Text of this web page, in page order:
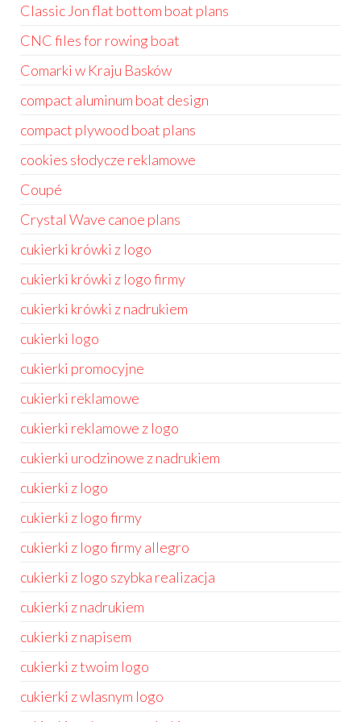
Classic Jon flat bottom boat plans
CNC files for rowing boat
Comarki w Kraju Basków
compact aluminum boat design
compact plywood boat plans
cookies słodycze reklamowe
Coupé
Crystal Wave canoe plans
cukierki krówki z logo
cukierki krówki z logo firmy
cukierki krówki z nadrukiem
cukierki logo
cukierki promocyjne
cukierki reklamowe
cukierki reklamowe z logo
cukierki urodzinowe z nadrukiem
cukierki z logo
cukierki z logo firmy
cukierki z logo firmy allegro
cukierki z logo szybka realizacja
cukierki z nadrukiem
cukierki z napisem
cukierki z twoim logo
cukierki z wlasnym logo